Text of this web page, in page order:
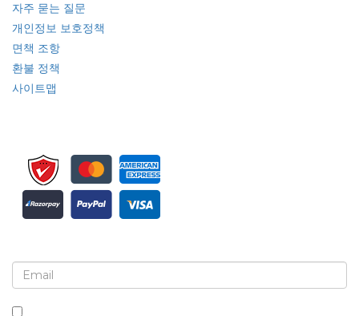
자주 묻는 질문
개인정보 보호정책
면책 조항
환불 정책
사이트맵